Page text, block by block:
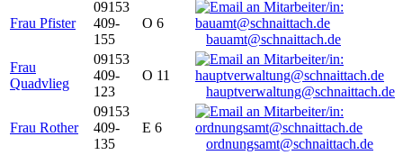
Frau Pfister
09153
409-
155
O 6
bauamt@schnaittach.de
Frau
Quadvlieg
09153
409-
123
O 11
hauptverwaltung@schnaittach.de
Frau Rother
09153
409-
135
E 6
ordnungsamt@schnaittach.de